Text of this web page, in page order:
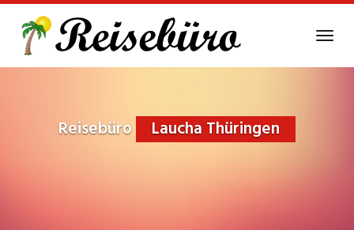
main
Reisebüro Laucha Thüringen